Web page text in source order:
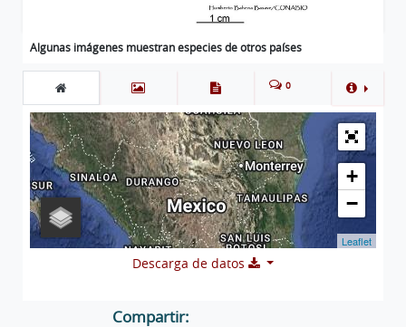
Algunas imágenes muestran especies de otros países
0
+
−
Leaflet
Descarga de datos
Compartir: